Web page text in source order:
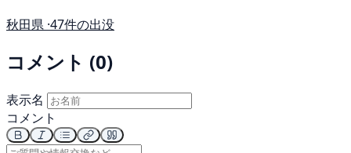
秋田県 ·47件の出没
コメント (0)
表示名
コメント